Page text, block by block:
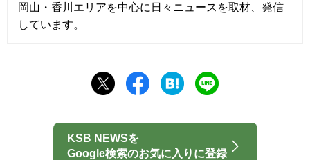
岡山・香川エリアを中心に日々ニュースを取材、発信
しています。
KSB NEWSを
Google検索のお気に入りに登録